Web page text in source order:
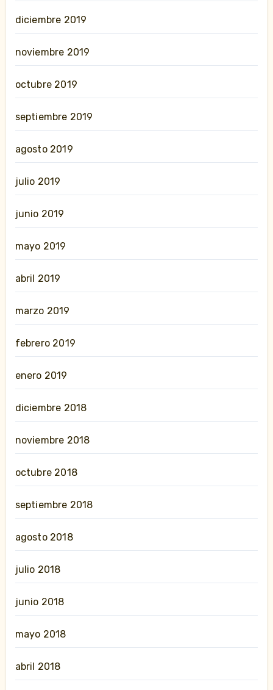
diciembre 2019
noviembre 2019
octubre 2019
septiembre 2019
agosto 2019
julio 2019
junio 2019
mayo 2019
abril 2019
marzo 2019
febrero 2019
enero 2019
diciembre 2018
noviembre 2018
octubre 2018
septiembre 2018
agosto 2018
julio 2018
junio 2018
mayo 2018
abril 2018